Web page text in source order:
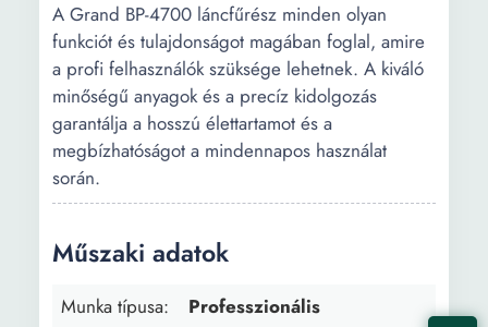
A Grand BP-4700 láncfűrész minden olyan
funkciót és tulajdonságot magában foglal, amire
a profi felhasználók szüksége lehetnek. A kiváló
minőségű anyagok és a precíz kidolgozás
garantálja a hosszú élettartamot és a
megbízhatóságot a mindennapos használat
során.
Műszaki adatok
Munka típusa: Professzionális